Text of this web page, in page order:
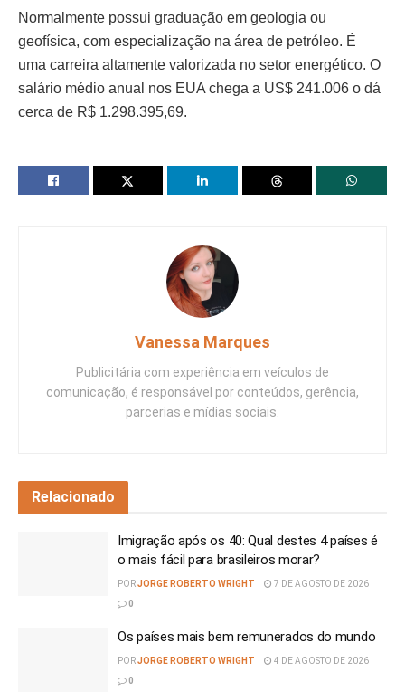
Normalmente possui graduação em geologia ou
geofísica, com especialização na área de petróleo. É
uma carreira altamente valorizada no setor energético. O
salário médio anual nos EUA chega a US$ 241.006 o dá
cerca de R$ 1.298.395,69.
Vanessa Marques
Publicitária com experiência em veículos de
comunicação, é responsável por conteúdos, gerência,
parcerias e mídias sociais.
Relacionado
Imigração após os 40: Qual destes 4 países é
o mais fácil para brasileiros morar?
PORJORGE ROBERTO WRIGHT
7 DE AGOSTO DE 2026
0
Os países mais bem remunerados do mundo
PORJORGE ROBERTO WRIGHT
4 DE AGOSTO DE 2026
0